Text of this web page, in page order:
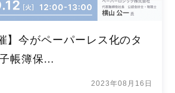
】今がペーパーレス化のタ
帳簿保…
2023年08月16日